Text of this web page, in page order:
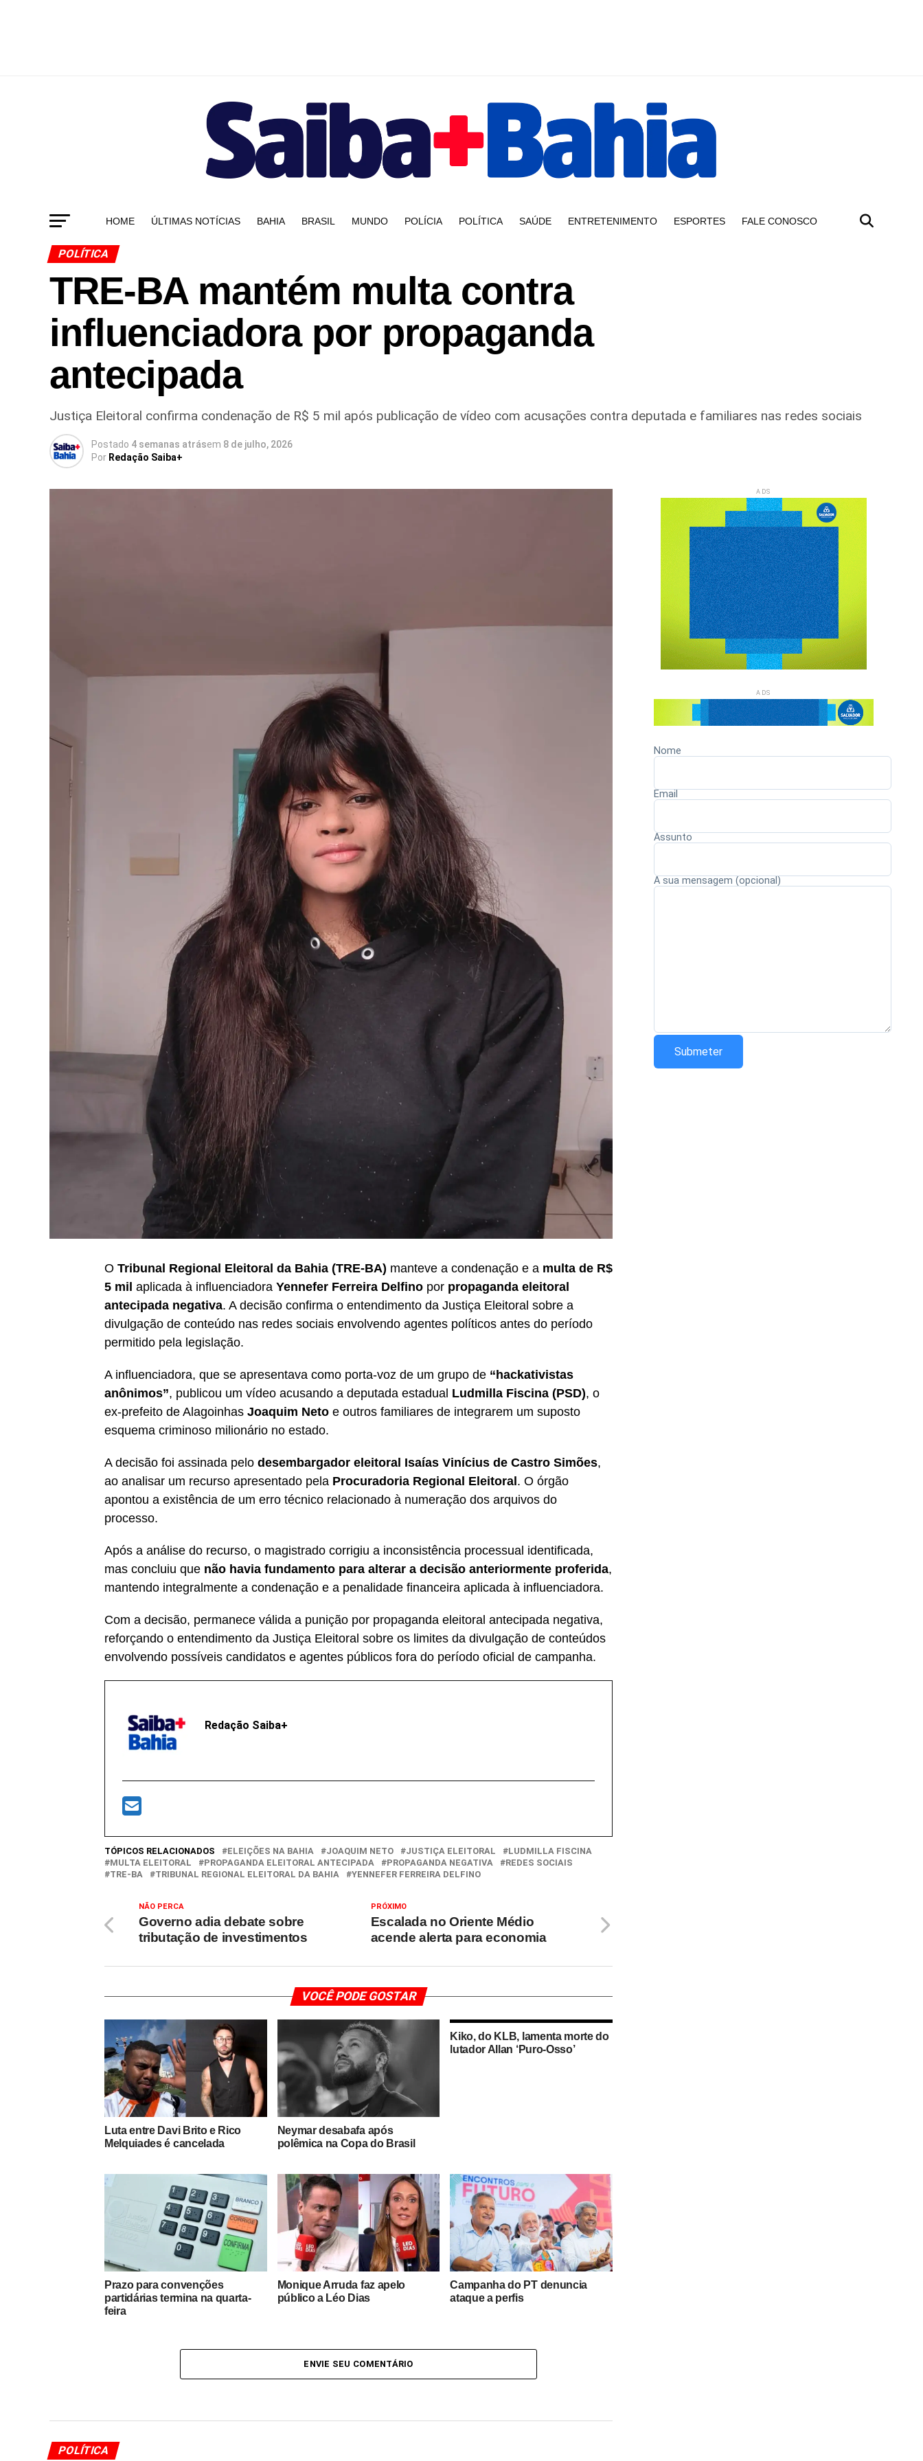
HOME ÚLTIMAS NOTÍCIAS BAHIA BRASIL MUNDO POLÍCIA POLÍTICA SAÚDE ENTRETENIMENTO ESPORTES FALE CONOSCO
POLÍTICA
TRE-BA mantém multa contra
influenciadora por propaganda
antecipada
Justiça Eleitoral confirma condenação de R$ 5 mil após publicação de vídeo com acusações contra deputada e familiares nas redes sociais
Postado 4 semanas atrásem 8 de julho, 2026
Por Redação Saiba+
O Tribunal Regional Eleitoral da Bahia (TRE-BA) manteve a condenação e a multa de R$
5 mil aplicada à influenciadora Yennefer Ferreira Delfino por propaganda eleitoral
antecipada negativa. A decisão confirma o entendimento da Justiça Eleitoral sobre a
divulgação de conteúdo nas redes sociais envolvendo agentes políticos antes do período
permitido pela legislação.
A influenciadora, que se apresentava como porta-voz de um grupo de “hackativistas
anônimos”, publicou um vídeo acusando a deputada estadual Ludmilla Fiscina (PSD), o
ex-prefeito de Alagoinhas Joaquim Neto e outros familiares de integrarem um suposto
esquema criminoso milionário no estado.
A decisão foi assinada pelo desembargador eleitoral Isaías Vinícius de Castro Simões,
ao analisar um recurso apresentado pela Procuradoria Regional Eleitoral . O órgão
apontou a existência de um erro técnico relacionado à numeração dos arquivos do
processo.
Após a análise do recurso, o magistrado corrigiu a inconsistência processual identificada,
mas concluiu que não havia fundamento para alterar a decisão anteriormente proferida,
mantendo integralmente a condenação e a penalidade financeira aplicada à influenciadora.
Com a decisão, permanece válida a punição por propaganda eleitoral antecipada negativa,
reforçando o entendimento da Justiça Eleitoral sobre os limites da divulgação de conteúdos
envolvendo possíveis candidatos e agentes públicos fora do período oficial de campanha.
Redação Saiba+
TÓPICOS RELACIONADOS ELEIÇÕES NA BAHIA JOAQUIM NETO JUSTIÇA ELEITORAL
LUDMILLA FISCINA
MULTA ELEITORAL
PROPAGANDA ELEITORAL ANTECIPADA PROPAGANDA NEGATIVA
REDES SOCIAIS
TRE-BA
TRIBUNAL REGIONAL ELEITORAL DA BAHIA YENNEFER FERREIRA DELFINO
PRÓXIMO
Escalada no Oriente Médio
acende alerta para economia
NÃO PERCA
Governo adia debate sobre
tributação de investimentos
VOCÊ PODE GOSTAR
Luta entre Davi Brito e Rico
Melquiades é cancelada
Neymar desabafa após
polêmica na Copa do Brasil
Kiko, do KLB, lamenta morte do
lutador Allan ‘Puro-Osso’
Prazo para convenções
partidárias termina na quarta-
feira
Monique Arruda faz apelo
público a Léo Dias
Campanha do PT denuncia
ataque a perfis
ENVIE SEU COMENTÁRIO
POLÍTICA
ADS
ADS
Nome
Email
Assunto
A sua mensagem (opcional)